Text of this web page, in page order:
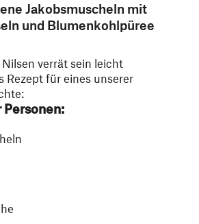
Jakobsmuscheln mit
und Blumenkohlpüree
verrät sein leicht
Rezept für eines unserer